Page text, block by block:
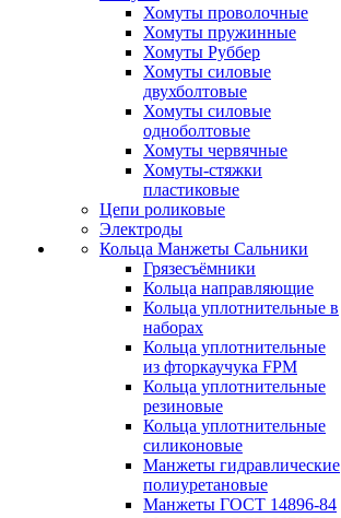
Хомуты проволочные
Хомуты пружинные
Хомуты Руббер
Хомуты силовые
двухболтовые
Хомуты силовые
одноболтовые
Хомуты червячные
Хомуты-стяжки
пластиковые
Цепи роликовые
Электроды
Кольца Манжеты Сальники
Грязесъёмники
Кольца направляющие
Кольца уплотнительные в
наборах
Кольца уплотнительные
из фторкаучука FPM
Кольца уплотнительные
резиновые
Кольца уплотнительные
силиконовые
Манжеты гидравлические
полиуретановые
Манжеты ГОСТ 14896-84